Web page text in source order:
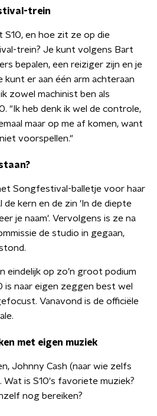
trein
S10, en hoe zit ze op die
trein? Je kunt volgens Bart
bepalen, een reiziger zijn en je
kunt er aan één arm achteraan
zowel machinist ben als
"Ik heb denk ik wel de controle,
maar op me af komen, want
voorspellen."
Songfestival-balletje voor haar
de kern en de zin 'In de diepte
je naam'. Vervolgens is ze na
de studio in gegaan,
eindelijk op zo’n groot podium
is naar eigen zeggen best wel
Vanavond is de officiële
met eigen muziek
Johnny Cash (naar wie zelfs
Wat is S10's favoriete muziek?
nog bereiken?